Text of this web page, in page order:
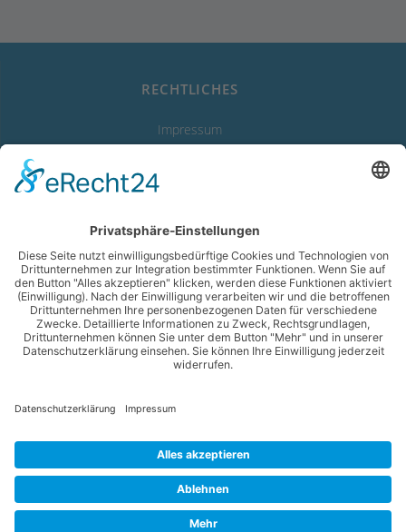
RECHTLICHES
Impressum
Erklärung zur Barrierefreiheit
LINKS
Abwasserverband
Starnberger See
Wassergewinnung Vierseenland
Gemeinde Pöcking
© 2026 gemeinsames Kommunalunternehmen. Erstellt mit